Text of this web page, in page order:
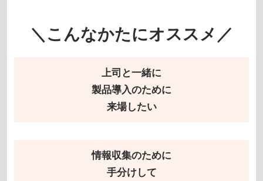
＼こんなかたにオススメ／
上司と一緒に
製品導入のために
来場したい
情報収集のために
手分けして